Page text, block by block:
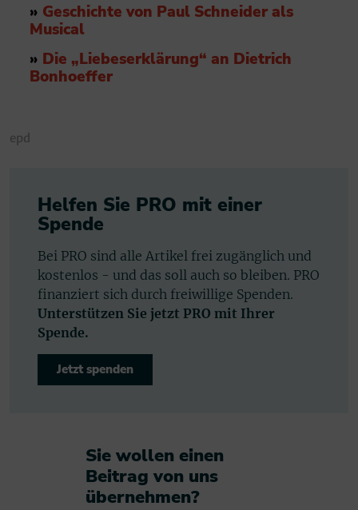
» Geschichte von Paul Schneider als
Musical
» Die „Liebeserklärung“ an Dietrich
Bonhoeffer
epd
Helfen Sie PRO mit einer
Spende
Bei PRO sind alle Artikel frei zugänglich und
kostenlos - und das soll auch so bleiben. PRO
finanziert sich durch freiwillige Spenden.
Unterstützen Sie jetzt PRO mit Ihrer
Spende.
Jetzt spenden
Sie wollen einen
Beitrag von uns
übernehmen?​